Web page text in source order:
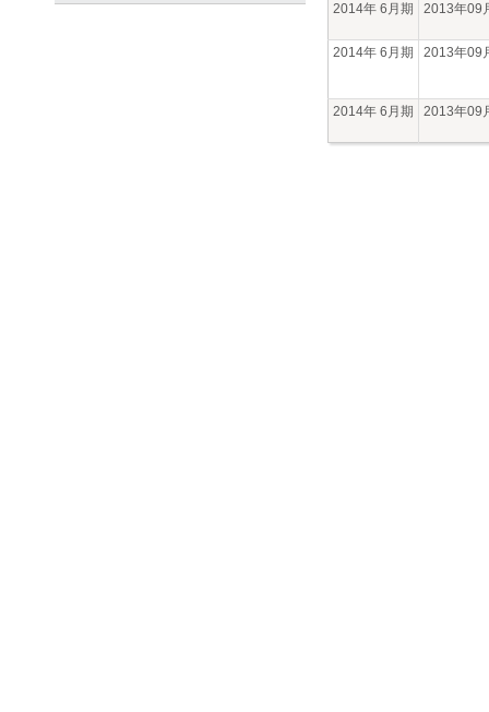
2014年 6月期 2013年09
2014年 6月期 2013年09
2014年 6月期 2013年09